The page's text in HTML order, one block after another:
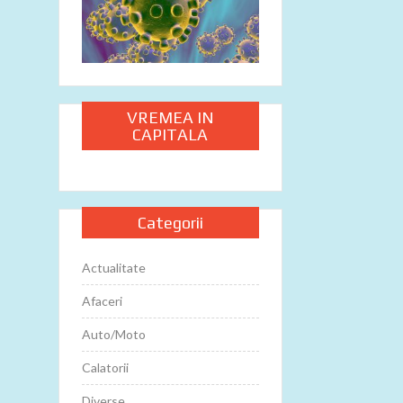
VREMEA IN
CAPITALA
Categorii
Actualitate
Afaceri
Auto/Moto
Calatorii